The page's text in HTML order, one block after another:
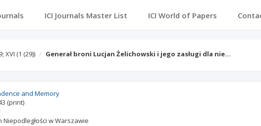
ICI Journals Master List ICI World of Papers
XVI (1 (29)) Generał broni Lucjan Żelichowski i jego zasługi dla nie…
and Memory
(print)
Niepodległości w Warszawie